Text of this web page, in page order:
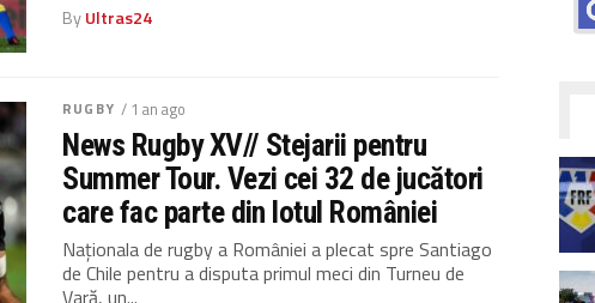
ByUltras24
RUGBY / 1 an ago
News Rugby XV// Stejarii pentru
Summer Tour. Vezi cei 32 de jucători
care fac parte din lotul României
Naționala de rugby a României a plecat spre Santiago
de Chile pentru a disputa primul meci din Turneu de
Vară, un...